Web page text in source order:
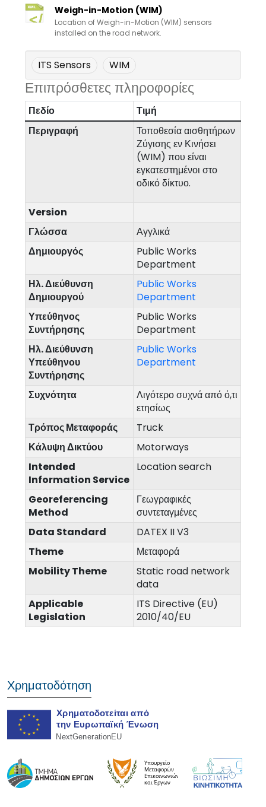
Weigh-in-Motion (WIM)
Location of Weigh-in-Motion (WIM) sensors
installed on the road network.
ITS Sensors WIM
Επιπρόσθετες πληροφορίες
Πεδίο
Τιμή
Περιγραφή
Τοποθεσία αισθητήρων
Ζύγισης εν Κινήσει
(WIM) που είναι
εγκατεστημένοι στο
οδικό δίκτυο.
Version
Γλώσσα
Αγγλικά
Δημιουργός
Public Works
Department
Ηλ. Διεύθυνση
Δημιουργού
Public Works
Department
Υπεύθηνος
Συντήρησης
Public Works
Department
Ηλ. Διεύθυνση
Υπεύθηνου
Συντήρησης
Public Works
Department
Συχνότητα
Λιγότερο συχνά από ό,τι
ετησίως
Τρόπος Μεταφοράς
Truck
Κάλυψη Δικτύου
Motorways
Intended
Information Service
Location search
Georeferencing
Method
Γεωγραφικές
συντεταγμένες
Data Standard
DATEX II V3
Theme
Μεταφορά
Mobility Theme
Static road network
data
Applicable
Legislation
ITS Directive (EU)
2010/40/EU
Χρηματοδότηση